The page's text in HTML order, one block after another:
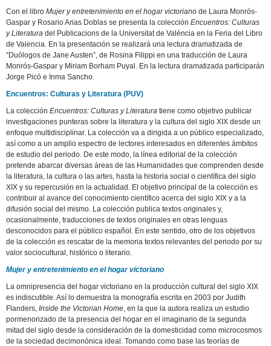
Con el libroMujer y entretenimiento en el hogar victorianode Laura Monrós-
Gaspar y Rosario Arias Doblas se presenta la colecciónEncuentros: Culturas
y Literatura del Publicacions de la Universitat de València en la Feria del Libro
de Valencia. En la presentación se realizará una lectura dramatizada de
“Duólogos de Jane Austen”, de Rosina Filippi en una traducción de Laura
Monrós-Gaspar y Miriam Borham Puyal. En la lectura dramatizada participarán
Jorge Picó e Inma Sancho.
Encuentros: Culturas y Literatura (PUV)
La colecciónEncuentros: Culturas y Literatura tiene como objetivo publicar
investigaciones punteras sobre la literatura y la cultura del siglo XIX desde un
enfoque multidisciplinar. La colección va a dirigida a un público especializado,
así como a un amplio espectro de lectores interesados en diferentes ámbitos
de estudio del periodo. De este modo, la línea editorial de la colección
pretende abarcar diversas áreas de las Humanidades que comprenden desde
la literatura, la cultura o las artes, hasta la historia social o científica del siglo
XIX y su repercusión en la actualidad. El objetivo principal de la colección es
contribuir al avance del conocimiento científico acerca del siglo XIX y a la
difusión social del mismo. La colección publica textos originales y,
ocasionalmente, traducciones de textos originales en otras lenguas
desconocidos para el público español. En este sentido, otro de los objetivos
de la colección es rescatar de la memoria textos relevantes del periodo por su
valor sociocultural, histórico o literario.
Mujer y entretenimiento en el hogar victoriano
La omnipresencia del hogar victoriano en la producción cultural del siglo XIX
es indiscutible. Así lo demuestra la monografía escrita en 2003 por Judith
Flanders,Inside the Victorian Home, en la que la autora realiza un estudio
pormenorizado de la presencia del hogar en el imaginario de la segunda
mitad del siglo desde la consideración de la domesticidad como microcosmos
de la sociedad decimonónica ideal. Tomando como base las teorías de